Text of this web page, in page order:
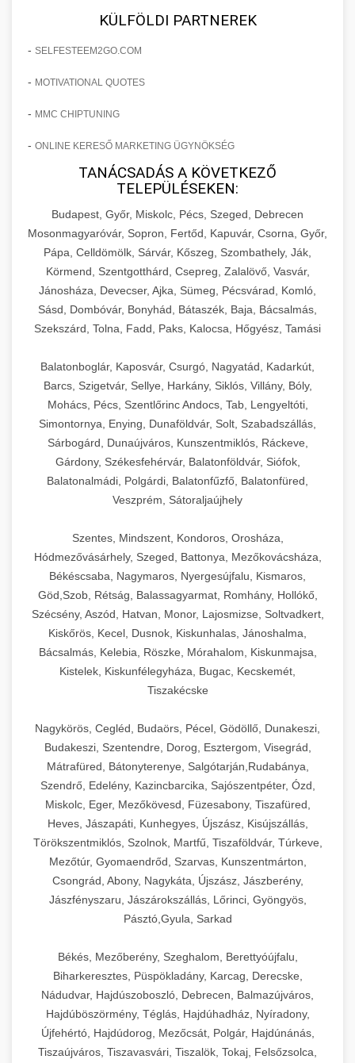
KÜLFÖLDI PARTNEREK
- SELFESTEEM2GO.COM
- MOTIVATIONAL QUOTES
- MMC CHIPTUNING
- ONLINE KERESŐ MARKETING ÜGYNÖKSÉG
TANÁCSADÁS A KÖVETKEZŐ
TELEPÜLÉSEKEN:
Budapest, Győr, Miskolc, Pécs, Szeged, Debrecen
Mosonmagyaróvár, Sopron, Fertőd, Kapuvár, Csorna, Győr,
Pápa, Celldömölk, Sárvár, Kőszeg, Szombathely, Ják,
Körmend, Szentgotthárd, Csepreg, Zalalövő, Vasvár,
Jánosháza, Devecser, Ajka, Sümeg, Pécsvárad, Komló,
Sásd, Dombóvár, Bonyhád, Bátaszék, Baja, Bácsalmás,
Szekszárd, Tolna, Fadd, Paks, Kalocsa, Hőgyész, Tamási
Balatonboglár, Kaposvár, Csurgó, Nagyatád, Kadarkút,
Barcs, Szigetvár, Sellye, Harkány, Siklós, Villány, Bóly,
Mohács, Pécs, Szentlőrinc Andocs, Tab, Lengyeltóti,
Simontornya, Enying, Dunaföldvár, Solt, Szabadszállás,
Sárbogárd, Dunaújváros, Kunszentmiklós, Ráckeve,
Gárdony, Székesfehérvár, Balatonföldvár, Siófok,
Balatonalmádi, Polgárdi, Balatonfűzfő, Balatonfüred,
Veszprém, Sátoraljaújhely
Szentes, Mindszent, Kondoros, Orosháza,
Hódmezővásárhely, Szeged, Battonya, Mezőkovácsháza,
Békéscsaba, Nagymaros, Nyergesújfalu, Kismaros,
Göd,Szob, Rétság, Balassagyarmat, Romhány, Hollókő,
Szécsény, Aszód, Hatvan, Monor, Lajosmizse, Soltvadkert,
Kiskőrös, Kecel, Dusnok, Kiskunhalas, Jánoshalma,
Bácsalmás, Kelebia, Röszke, Mórahalom, Kiskunmajsa,
Kistelek, Kiskunfélegyháza, Bugac, Kecskemét,
Tiszakécske
Nagykörös, Cegléd, Budaörs, Pécel, Gödöllő, Dunakeszi,
Budakeszi, Szentendre, Dorog, Esztergom, Visegrád,
Mátrafüred, Bátonyterenye, Salgótarján,Rudabánya,
Szendrő, Edelény, Kazincbarcika, Sajószentpéter, Ózd,
Miskolc, Eger, Mezőkövesd, Füzesabony, Tiszafüred,
Heves, Jászapáti, Kunhegyes, Újszász, Kisújszállás,
Törökszentmiklós, Szolnok, Martfű, Tiszaföldvár, Túrkeve,
Mezőtúr, Gyomaendrőd, Szarvas, Kunszentmárton,
Csongrád, Abony, Nagykáta, Újszász, Jászberény,
Jászfényszaru, Jászárokszállás, Lőrinci, Gyöngyös,
Pásztó,Gyula, Sarkad
Békés, Mezőberény, Szeghalom, Berettyóújfalu,
Biharkeresztes, Püspökladány, Karcag, Derecske,
Nádudvar, Hajdúszoboszló, Debrecen, Balmazújváros,
Hajdúböszörmény, Téglás, Hajdúhadház, Nyíradony,
Újfehértó, Hajdúdorog, Mezőcsát, Polgár, Hajdúnánás,
Tiszaújváros, Tiszavasvári, Tiszalök, Tokaj, Felsőzsolca,